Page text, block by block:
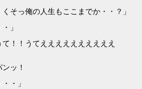
そっ俺の人生もここまでか・・？」
」
！！うてええええええええええ
ッ！
・」